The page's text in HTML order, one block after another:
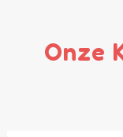
Onze